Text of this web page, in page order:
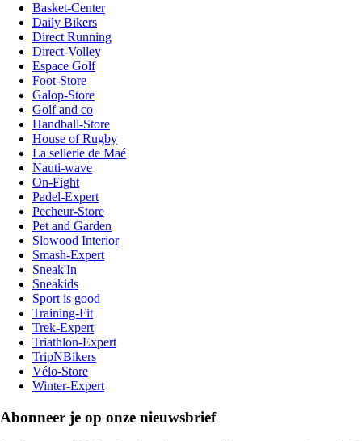
Basket-Center
Daily Bikers
Direct Running
Direct-Volley
Espace Golf
Foot-Store
Galop-Store
Golf and co
Handball-Store
House of Rugby
La sellerie de Maé
Nauti-wave
On-Fight
Padel-Expert
Pecheur-Store
Pet and Garden
Slowood Interior
Smash-Expert
Sneak'In
Sneakids
Sport is good
Training-Fit
Trek-Expert
Triathlon-Expert
TripNBikers
Vélo-Store
Winter-Expert
Abonneer je op onze nieuwsbrief